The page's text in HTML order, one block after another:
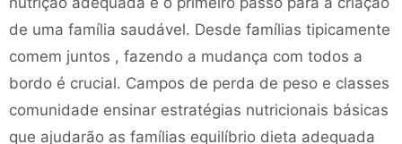
de uma família saudável. Desde famílias tipicamente
comem juntos , fazendo a mudança com todos a
bordo é crucial. Campos de perda de peso e classes
comunidade ensinar estratégias nutricionais básicas
que ajudarão as famílias equilíbrio dieta adequada